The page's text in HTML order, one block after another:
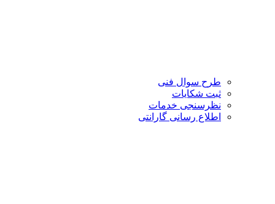
طرح سوال فنی
ثبت شکایات
نظرسنجی خدمات
اطلاع رسانی گارانتی